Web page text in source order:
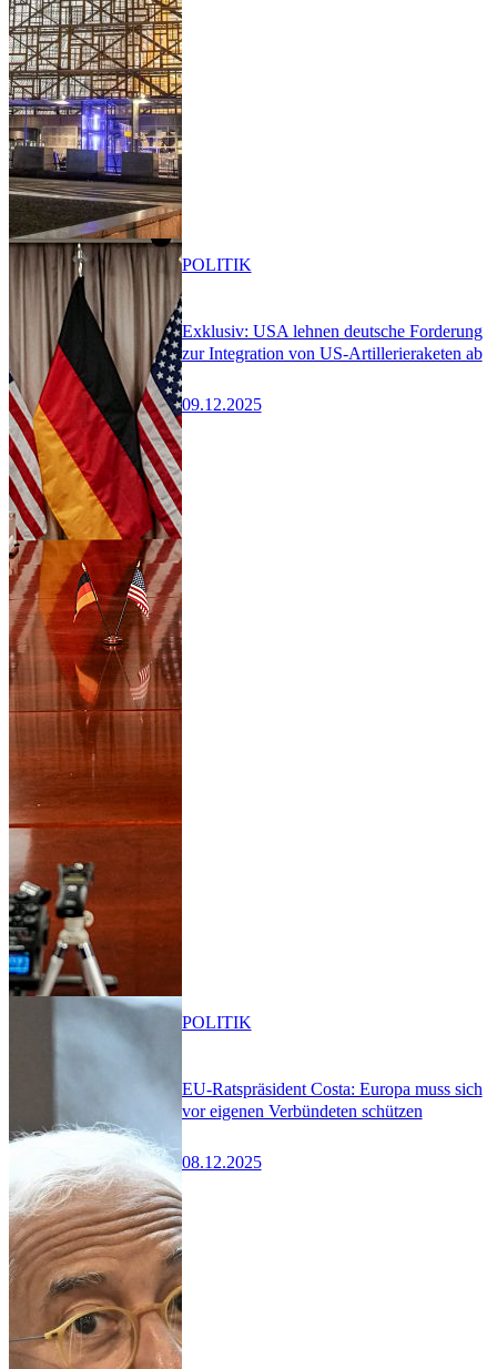
Exklusiv: USA lehnen deutsche Forderung
zur Integration von US-Artillerieraketen ab
09.12.2025
POLITIK
EU-Ratspräsident Costa: Europa muss sich
vor eigenen Verbündeten schützen
08.12.2025
POLITIK